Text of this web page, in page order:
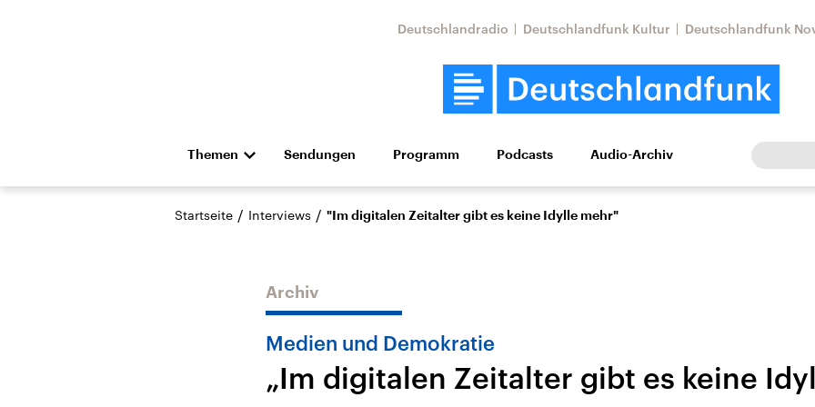
Deutschlandradio Deutschlandfunk Kultur Deutschlandfunk
Themen
Die Nachrichten Politik Wirtschaft Wissen Kultur Europa
Hörspiel und Feature Musik
Aktuelle Beiträge,
Nahostkonflikt
Iran
Aktuelle Lage und
Faktenchecks
In unseren
Sendungen Programm Podcasts Audio-Archiv
Startseite / Interviews / "Im digitalen Zeitalter gibt es keine Idylle mehr"
Archiv
Medien und Demokratie
„Im digitalen Zeitalter gibt es keine